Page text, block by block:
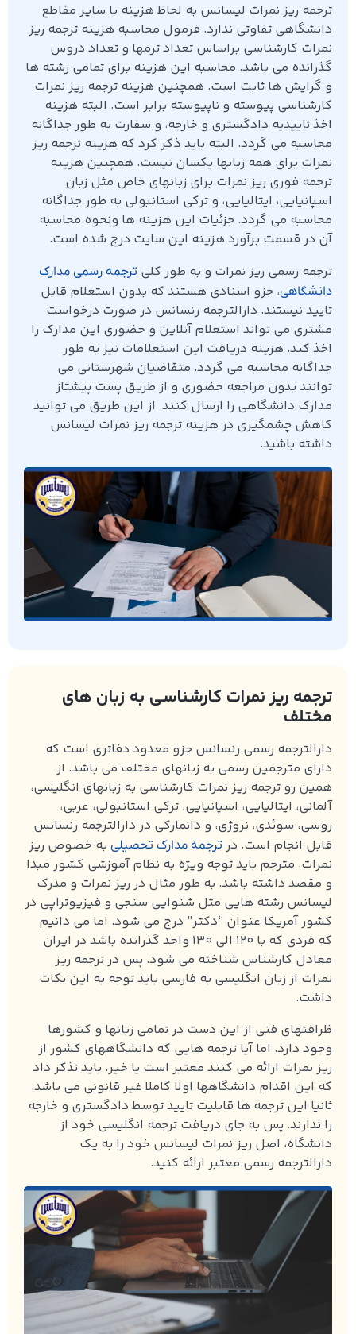
ترجمه ریز نمرات لیسانس به لحاظ هزینه با سایر مقاطع
دانشگاهی تفاوتی ندارد. فرمول محاسبه هزینه ترجمه ریز
نمرات کارشناسی براساس تعداد ترمها و تعداد دروس
گذرانده می باشد. محاسبه این هزینه برای تمامی رشته ها
و گرایش ها ثابت است. همچنین هزینه ترجمه ریز نمرات
کارشناسی پیوسته و ناپیوسته برابر است. البته هزینه
اخذ تاییدیه دادگستری و خارجه، و سفارت به طور جداگانه
محاسبه می گردد. البته باید ذکر کرد که هزینه ترجمه ریز
نمرات برای همه زبانها یکسان نیست. همچنین هزینه
ترجمه فوری ریز نمرات برای زبانهای خاص مثل زبان
اسپانیایی، ایتالیایی، و ترکی استانبولی به طور جداگانه
محاسبه می گردد. جزئیات این هزینه ها ونحوه محاسبه
آن در قسمت برآورد هزینه این سایت درج شده است.
ترجمه رسمی ریز نمرات و به طور کلی ترجمه رسمی مدارک
دانشگاهی، جزو اسنادی هستند که بدون استعلام قابل
تایید نیستند. دارالترجمه رنسانس در صورت درخواست
مشتری می تواند استعلام آنلاین و حضوری این مدارک را
اخذ کند. هزینه دریافت این استعلامات نیز به طور
جداگانه محاسبه می گردد. متقاضیان شهرستانی می
توانند بدون مراجعه حضوری و از طریق پست پیشتاز
مدارک دانشگاهی را ارسال کنند. از این طریق می توانید
کاهش چشمگیری در هزینه ترجمه ریز نمرات لیسانس
داشته باشید.
ترجمه ریز نمرات کارشناسی به زبان های
مختلف
دارالترجمه رسمی رنسانس جزو معدود دفاتری است که
دارای مترجمین رسمی به زبانهای مختلف می باشد. از
همین رو ترجمه ریز نمرات کارشناسی به زبانهای انگلیسی،
آلمانی، ایتالیایی، اسپانیایی، ترکی استانبولی، عربی،
روسی، سوئدی، نروژی، و دانمارکی در دارالترجمه رنسانس
قابل انجام است. در ترجمه مدارک تحصیلی به خصوص ریز
نمرات، مترجم باید توجه ویژه به نظام آموزشی کشور مبدا
و مقصد داشته باشد. به طور مثال در ریز نمرات و مدرک
لیسانس رشته هایی مثل شنوایی سنجی و فیزیوتراپی در
کشور آمریکا عنوان “دکتر” درج می شود. اما می دانیم
که فردی که با 120 الی 130 واحد گذرانده باشد در ایران
معادل کارشناس شناخته می شود. پس در ترجمه ریز
نمرات از زبان انگلیسی به فارسی باید توجه به این نکات
داشت.
ظرافتهای فنی از این دست در تمامی زبانها و کشورها
وجود دارد. اما آیا ترجمه هایی که دانشگاههای کشور از
ریز نمرات ارائه می کنند معتبر است یا خیر. باید تذکر داد
که این اقدام دانشگاهها اولا کاملا غیر قانونی می باشد.
ثانیا این ترجمه ها قابلیت تایید توسط دادگستری و خارجه
را ندارند. پس به جای دریافت ترجمه انگلیسی خود از
دانشگاه، اصل ریز نمرات لیسانس خود را به یک
دارالترجمه رسمی معتبر ارائه کنید.